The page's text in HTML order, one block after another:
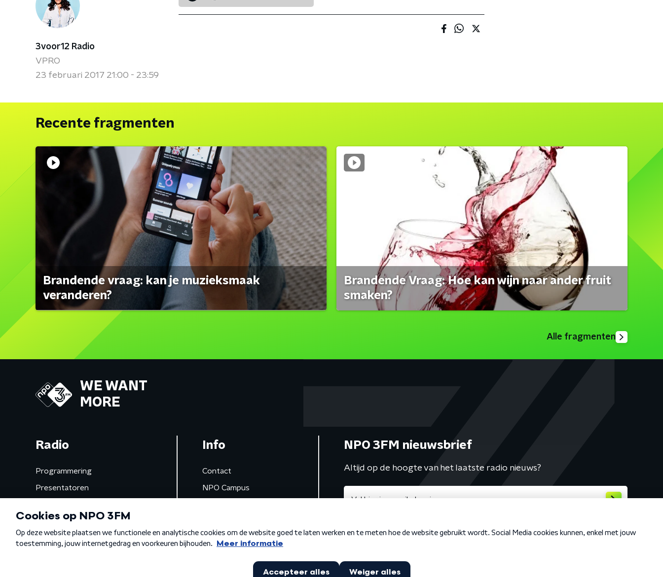
3voor12 Radio
VPRO
23 februari 2017 21:00 - 23:59
Recente fragmenten
Brandende vraag: kan je muzieksmaak
veranderen?
Brandende Vraag: Hoe kan wijn naar ander fruit
smaken?
Alle fragmenten
WE WANT
MORE
Radio
Programmering
Presentatoren
Gemist
Info
Contact
NPO Campus
NPO 3FM nieuwsbrief
Altijd op de hoogte van het laatste radio nieuws?
Algemene voorwaarden Privacybeleid